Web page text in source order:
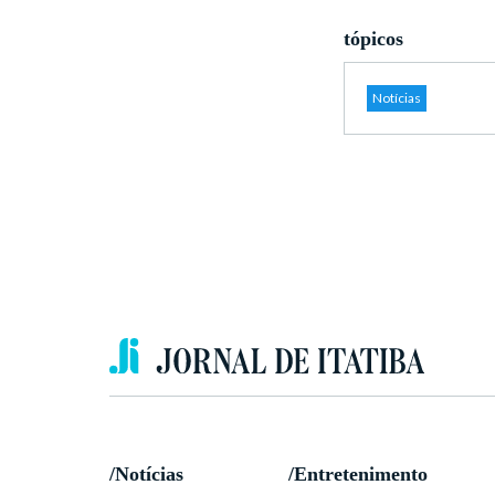
tópicos
Notícias
/Notícias /Entretenimento